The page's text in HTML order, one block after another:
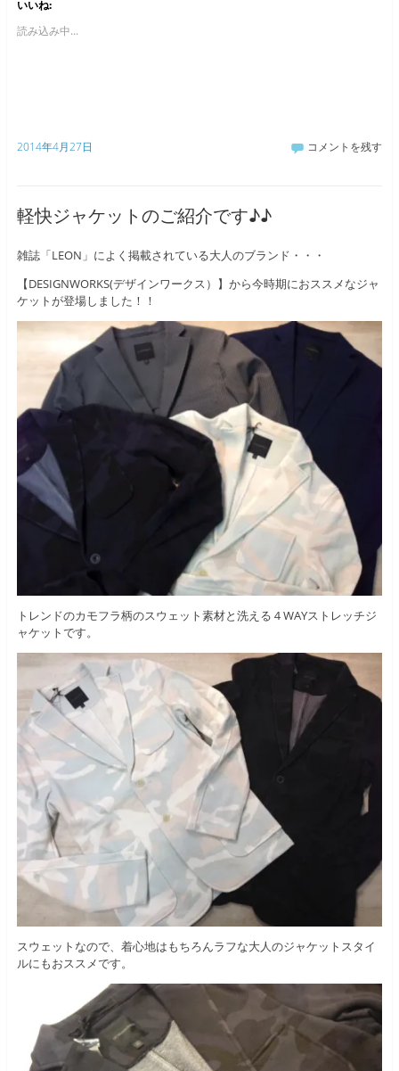
いいね:
読み込み中...
2014年4月27日 コメントを残す
軽快ジャケットのご紹介です♪♪
雑誌「LEON」によく掲載されている大人のブランド・・・
【DESIGNWORKS(デザインワークス）】から今時期におススメなジャ
ケットが登場しました！！
トレンドのカモフラ柄のスウェット素材と洗える４WAYストレッチジ
ャケットです。
スウェットなので、着心地はもちろんラフな大人のジャケットスタイ
ルにもおススメです。